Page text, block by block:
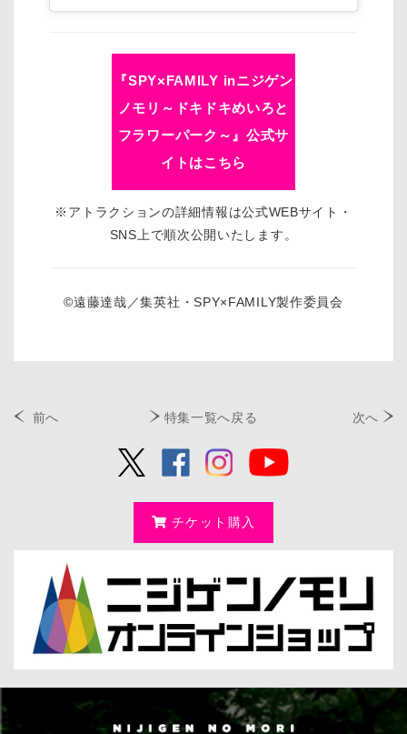
『SPY×FAMILY inニジゲン
ノモリ～ドキドキめいろと
フラワーパーク～』公式サ
イトはこちら
※アトラクションの詳細情報は公式WEBサイト・
SNS上で順次公開いたします。
©遠藤達哉／集英社・SPY×FAMILY製作委員会
前へ 特集一覧へ戻る 次へ
チケット購入